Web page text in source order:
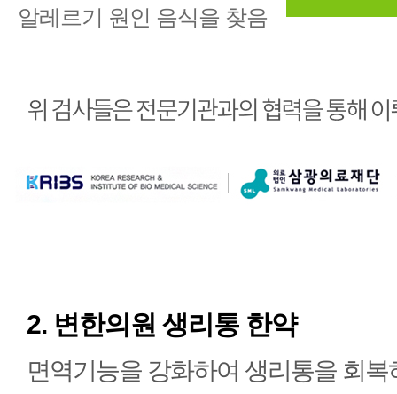
알레르기 원인 음식을 찾음
2. 변한의원 생리통 한약
면역기능을 강화하여 생리통을 회